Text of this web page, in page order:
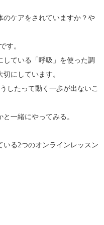
のケアをされていますか？や
す。
ている「呼吸」を使った調
にしています。
したって動く一歩が出ないこ
一緒にやってみる。
る2つのオンラインレッスン